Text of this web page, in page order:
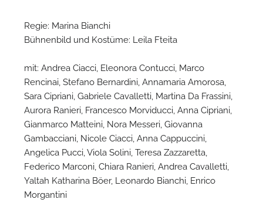
Regie: Marina Bianchi
Bühnenbild und Kostüme: Leila Fteita
mit: Andrea Ciacci, Eleonora Contucci, Marco
Rencinai, Stefano Bernardini, Annamaria Amorosa,
Sara Cipriani, Gabriele Cavalletti, Martina Da Frassini,
Aurora Ranieri, Francesco Morviducci, Anna Cipriani,
Gianmarco Matteini, Nora Messeri, Giovanna
Gambacciani, Nicole Ciacci, Anna Cappuccini,
Angelica Pucci, Viola Solini, Teresa Zazzaretta,
Federico Marconi, Chiara Ranieri, Andrea Cavalletti,
Yaltah Katharina Böer, Leonardo Bianchi, Enrico
Morgantini